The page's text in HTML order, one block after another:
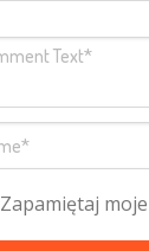
Zapamiętaj